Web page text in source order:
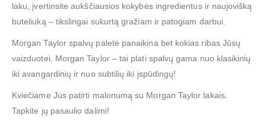
laku, įvertinsite aukščiausios kokybės ingredientus ir naujovišką
buteliuką – tikslingai sukurtą gražiam ir patogiam darbui.
Morgan Taylor spalvų paletė panaikina bet kokias ribas Jūsų
vaizduotei. Morgan Taylor – tai plati spalvų gama nuo klasikinių
iki avangardinių ir nuo subtilių iki įspūdingų!
Kviečiame Jus patirti malonumą su Morgan Taylor lakais.
Tapkite jų pasaulio dalimi!